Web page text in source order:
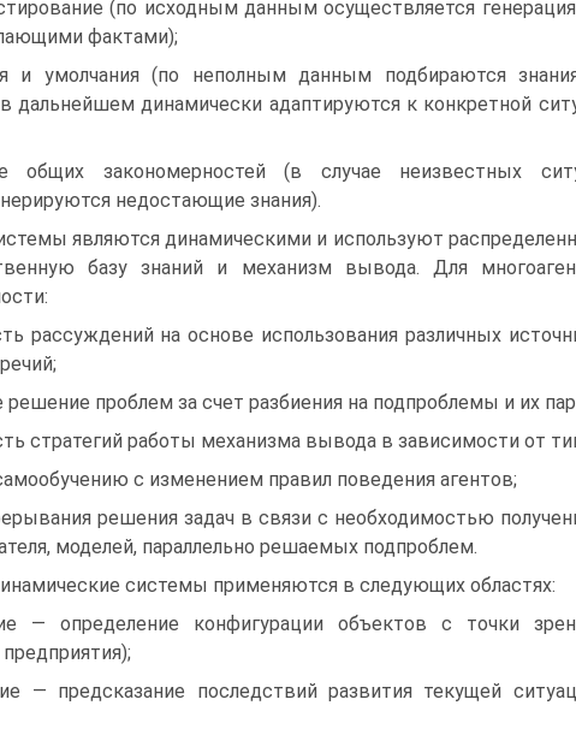
(по исходным данным осуществляется
фактами);
и умолчания (по неполным данным подбираются
дальнейшем динамически адаптируются к конкретной
общих закономерностей (в случае неизвестных
недостающие знания).
являются динамическими и используют
базу знаний и механизм вывода. Для
рассуждений на основе использования различных
проблем за счет разбиения на подпроблемы и их
стратегий работы механизма вывода в зависимости от
с изменением правил поведения агентов;
решения задач в связи с необходимостью
моделей, параллельно решаемых подпроблем.
системы применяются в следующих областях:
— определение конфигурации объектов с точки
— предсказание последствий развития текущей